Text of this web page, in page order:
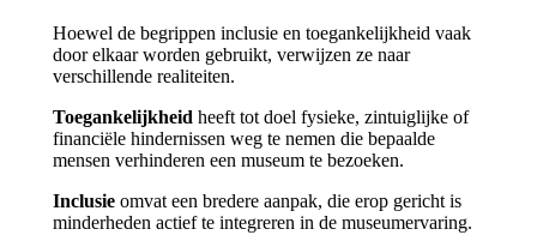
Hoewel de begrippen inclusie en toegankelijkheid vaak
door elkaar worden gebruikt, verwijzen ze naar
verschillende realiteiten.
Toegankelijkheid heeft tot doel fysieke, zintuiglijke of
financiële hindernissen weg te nemen die bepaalde
mensen verhinderen een museum te bezoeken.
Inclusie omvat een bredere aanpak, die erop gericht is
minderheden actief te integreren in de museumervaring.